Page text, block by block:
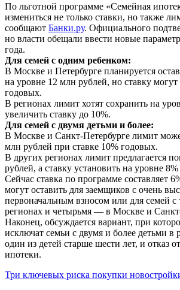
По льготной программе «Семейная
измениться не только ставки, но также
сообщают Банки.ру. Официального
но власти обещали ввести новые
года.
Для семей с одним ребенком:
В Москве и Петербурге планируется
на уровне 12 млн рублей, но ставку
годовых.
В регионах лимит хотят сохранить на
увеличить ставку до 10%.
Для семей с двумя детьми и более:
В Москве и Санкт-Петербурге лимит
млн рублей при ставке 10% годовых.
В других регионах лимит предлагается
рублей, а ставку установить на уровне
Сейчас ставка по программе составляет
могут оставить для заемщиков с очень
первоначальным взносом или для семей с
регионах и четырьмя — в Москве и
Наконец, обсуждается вариант, при
исключат семьи с двумя и более детьми в
один из детей старше шести лет, и отказ
ипотеки.
Три ключевых риска покупки